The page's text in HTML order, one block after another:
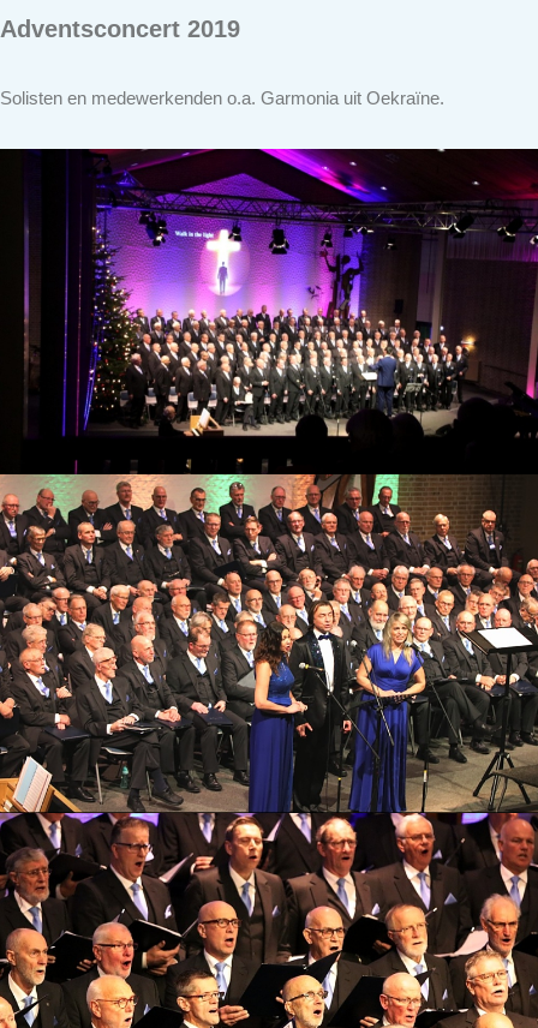
Adventsconcert 2019
Solisten en medewerkenden o.a. Garmonia uit Oekraïne.